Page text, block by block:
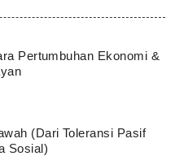
Pertumbuhan Ekonomi &
(Dari Toleransi Pasif
Sosial)